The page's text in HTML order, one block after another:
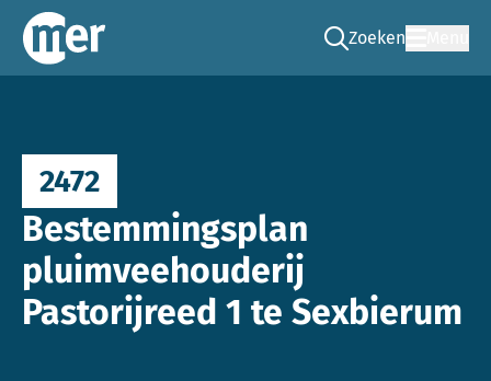
Commissie mer
Zoeken
Ga naar de zoek
2472
Bestemmingsplan
pluimveehouderij
Pastorijreed 1 te Sexbierum